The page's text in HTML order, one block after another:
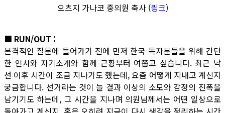
오츠지 가나코 중의원 축사 (링크)
■ RUN/OUT :
본격적인 질문에 들어가기 전에 먼저 한국 독자분들을 위해 간단
한 인사와 자기소개와 함께 근황부터 여쭙고 싶습니다. 최근 낙
선 이후 시간이 조금 지나기도 했는데, 요즘 어떻게 지내고 계신지
궁금합니다. 선거라는 것이 늘 결과 이상의 소모와 감정의 진폭을
남기기도 하는데, 그 시간을 지나며 의원님께서는 어떤 일상으로